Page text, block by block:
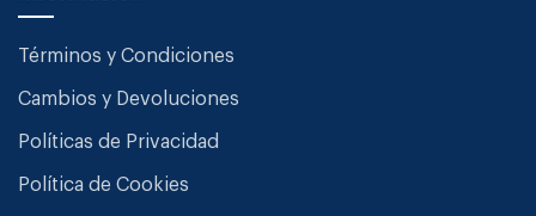
Términos y Condiciones
Cambios y Devoluciones
Políticas de Privacidad
Política de Cookies